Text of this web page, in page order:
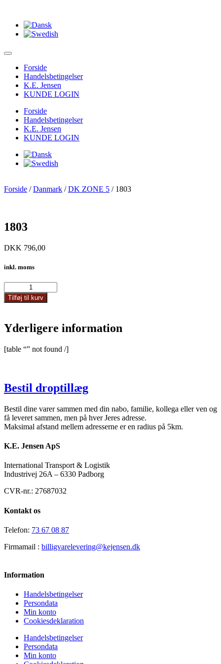
Forside
Handelsbetingelser
K.E. Jensen
KUNDE LOGIN
Forside
Handelsbetingelser
K.E. Jensen
KUNDE LOGIN
Forside /Danmark /DK ZONE 5 / 1803
1803
DKK 796,00
inkl. moms
antal
Tilføj til kurv
Yderligere information
[table “” not found /]
Bestil droptillæg
Bestil dine varer sammen med din nabo, familie, kollega eller ven og
få leveret sammen, men på hver Jeres adresse.
Maksimal afstand mellem adresserne er en radius på 5km.
K.E. Jensen ApS
International Transport & Logistik
Industrivej 26A – 6330 Padborg
CVR-nr.: 27687032
Kontakt os
Telefon: 73 67 08 87
Firmamail : billigvarelevering@kejensen.dk
Information
Handelsbetingelser
Persondata
Min konto
Cookiesdeklaration
Handelsbetingelser
Persondata
Min konto